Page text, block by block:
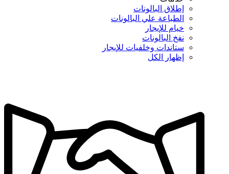
إطلاق البالونات
الطباعة علي البالونات
خيام للإيجار
نفخ البالونات
ستاندات وخلفيات للإيجار
إظهار الكل